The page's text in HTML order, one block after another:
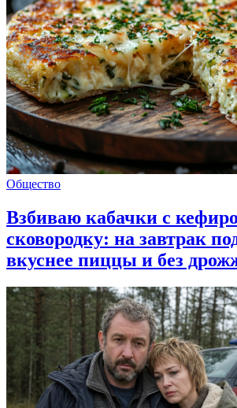
Общество
Взбиваю кабачки с
сковородку: на завтрак
вкуснее пиццы и без